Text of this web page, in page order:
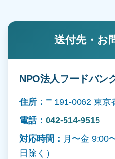
送付先・お
NPO法人フードバン
住所： 〒191-0062 東京
電話： 042-514-9515
対応時間： 月〜金 9:00
日除く）